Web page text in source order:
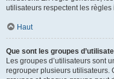
utilisateurs respectent les
Haut
Que sont les groupes
Les groupes d’utilisateurs sont
regrouper plusieurs utilisateurs.